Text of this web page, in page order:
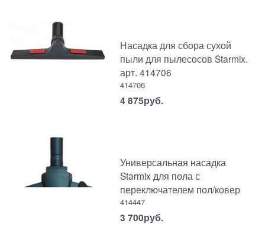
Насадка для сбора сухой
пыли для пылесосов Starmix.
арт. 414706
414706
4 875руб.
Универсальная насадка
Starmix для пола с
переключателем пол/ковер
414447
3 700руб.